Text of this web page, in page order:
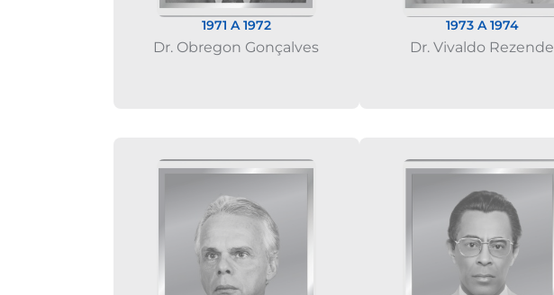
1971 A 1972
Dr. Obregon Gonçalves
1973 A 1974
Dr. Vivaldo Rezende